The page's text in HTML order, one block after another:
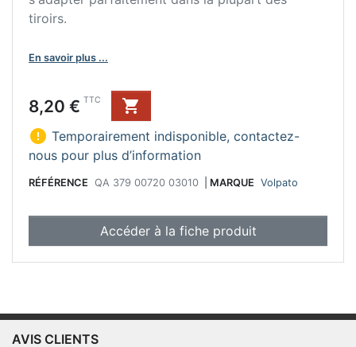
tiroirs.
En savoir plus ...
Prix
8,20 € TTC

 Temporairement indisponible, contactez-
nous pour plus d’information
RÉFÉRENCE QA 379 00720 03010 MARQUE Volpato
Accéder à la fiche produit
AVIS CLIENTS